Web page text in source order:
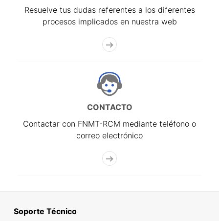
Resuelve tus dudas referentes a los diferentes
procesos implicados en nuestra web
CONTACTO
Contactar con FNMT-RCM mediante teléfono o
correo electrónico
Soporte Técnico